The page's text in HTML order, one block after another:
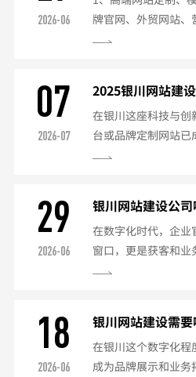
内容AI意图语义优化
图，构建五级意图内
2026-06
牌官网、外贸网站
语言搭建、全站搭
量模板，轻松搭建
更多人帮您卖货！4
门店数字化运营系统
点餐、快递配送、到
07
2026-07
2025银川网站建
商/定制站费用全
在银川这座科技与
台或品牌定制网站已
但许多企业在建站
取决于网站类型、功
方式。本文将详细
情，帮助企业合理
价格的关键因素网站
29
2026-06
银川网站建设公
站制作公司推荐
在数字化时代，企业
窗口，更是获客和
为科技创新之都，拥
一、如何选择靠谱的
查看公司过往案例
技术实力：是否支持
18
2026-06
银川网站建设需
企业建站必备清单
在银川这个数字化
成为品牌展示和业